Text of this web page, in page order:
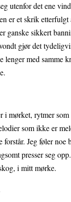
utenfor det ene
er et skrik
ganske sikkert
gjør det
lenger med samme
i mørket, rytmer
som ikke er
forstår. Jeg føler noe
presser seg
i mitt mørke.